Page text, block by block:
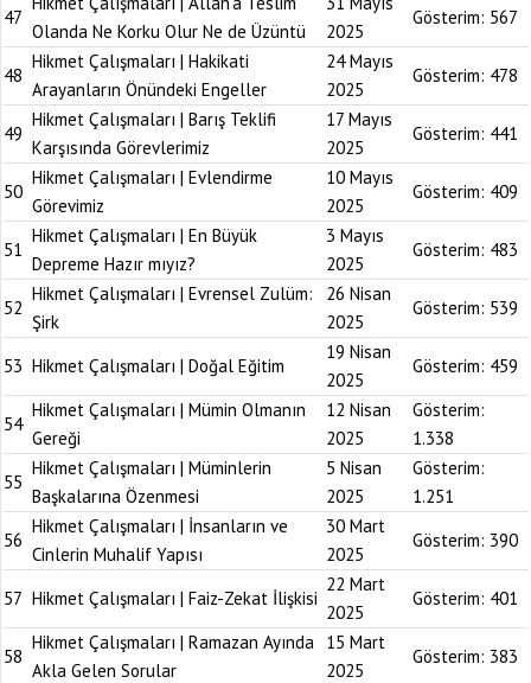
47
Olanda Ne Korku Olur Ne de Üzüntü
2025
Gösterim: 567
48
Hikmet Çalışmaları | Hakikati
Arayanların Önündeki Engeller
24 Mayıs
2025
Gösterim: 478
49
Hikmet Çalışmaları | Barış Teklifi
Karşısında Görevlerimiz
17 Mayıs
2025
Gösterim: 441
50
Hikmet Çalışmaları | Evlendirme
Görevimiz
10 Mayıs
2025
Gösterim: 409
51
Hikmet Çalışmaları | En Büyük
Depreme Hazır mıyız?
3 Mayıs
2025
Gösterim: 483
52
Hikmet Çalışmaları | Evrensel Zulüm:
Şirk
26 Nisan
2025
Gösterim: 539
53 Hikmet Çalışmaları | Doğal Eğitim
19 Nisan
2025
Gösterim: 459
54
Hikmet Çalışmaları | Mümin Olmanın
Gereği
12 Nisan
2025
Gösterim:
1.338
55
Hikmet Çalışmaları | Müminlerin
Başkalarına Özenmesi
5 Nisan
2025
Gösterim:
1.251
56
Hikmet Çalışmaları | İnsanların ve
Cinlerin Muhalif Yapısı
30 Mart
2025
Gösterim: 390
57 Hikmet Çalışmaları | Faiz-Zekat İlişkisi
22 Mart
2025
Gösterim: 401
58
Hikmet Çalışmaları | Ramazan Ayında
Akla Gelen Sorular
15 Mart
2025
Gösterim: 383